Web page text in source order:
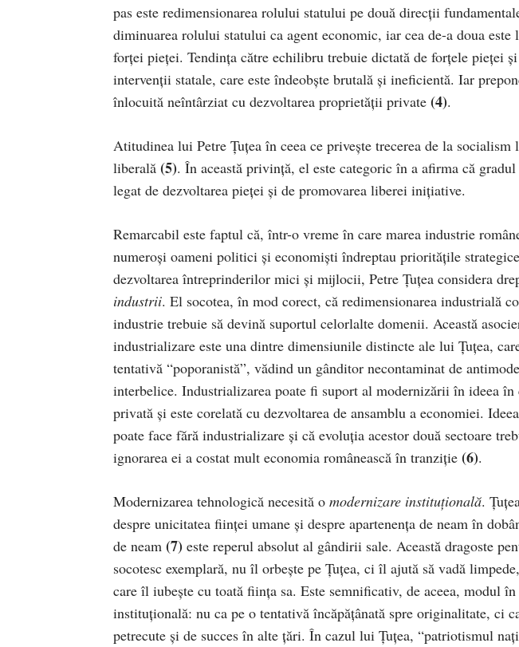
pas este redimensionarea rolului statului pe două direcții
diminuarea rolului statului ca agent economic, iar cea de-a doua
forței pieței. Tendința către echilibru trebuie dictată de forțele pieței
intervenții statale, care este îndeobște brutală și ineficientă. Iar
înlocuită neîntârziat cu dezvoltarea proprietății private (4).
Atitudinea lui Petre Țuțea în ceea ce privește trecerea de la
liberală (5). În această privință, el este categoric în a afirma că
legat de dezvoltarea pieței și de promovarea liberei inițiative.
Remarcabil este faptul că, într-o vreme în care marea industrie
numeroși oameni politici și economiști îndreptau prioritățile
dezvoltarea întreprinderilor mici și mijlocii, Petre Țuțea considera
industrii. El socotea, în mod corect, că redimensionarea industrială
industrie trebuie să devină suportul celorlalte domenii. Această
industrializare este una dintre dimensiunile distincte ale lui Țuțea,
tentativă “poporanistă”, vădind un gânditor necontaminat de
interbelice. Industrializarea poate fi suport al modernizării în ideea în
privată și este corelată cu dezvoltarea de ansamblu a economiei.
poate face fără industrializare și că evoluția acestor două sectoare
ignorarea ei a costat mult economia românească în tranziție (6).
Modernizarea tehnologică necesită o modernizare instituțională.
despre unicitatea ființei umane și despre apartenența de neam în
de neam (7) este reperul absolut al gândirii sale. Această dragoste
socotesc exemplară, nu îl orbește pe Țuțea, ci îl ajută să vadă
care îl iubește cu toată ființa sa. Este semnificativ, de aceea, modul
instituțională: nu ca pe o tentativă încăpățânată spre originalitate, ci
petrecute și de succes în alte țări. În cazul lui Țuțea, “patriotismul